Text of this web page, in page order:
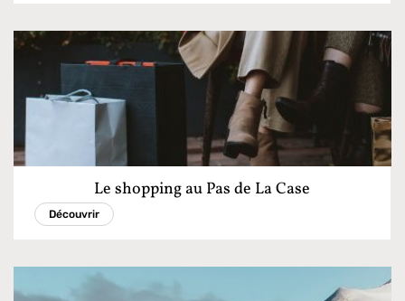
Le shopping au Pas de La Case
Découvrir